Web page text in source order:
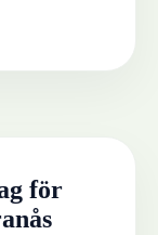
för